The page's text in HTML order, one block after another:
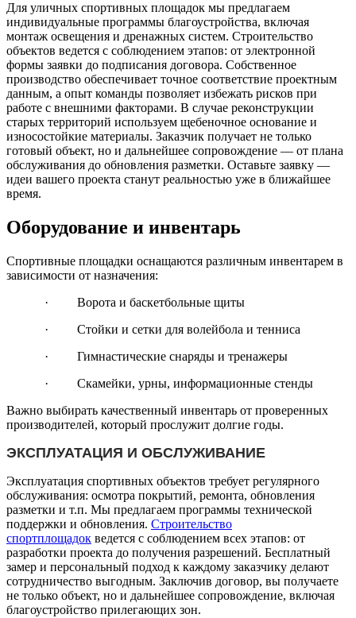
Для уличных спортивных площадок мы предлагаем
индивидуальные программы благоустройства, включая
монтаж освещения и дренажных систем. Строительство
объектов ведется с соблюдением этапов: от электронной
формы заявки до подписания договора. Собственное
производство обеспечивает точное соответствие проектным
данным, а опыт команды позволяет избежать рисков при
работе с внешними факторами. В случае реконструкции
старых территорий используем щебеночное основание и
износостойкие материалы. Заказчик получает не только
готовый объект, но и дальнейшее сопровождение — от плана
обслуживания до обновления разметки. Оставьте заявку —
идеи вашего проекта станут реальностью уже в ближайшее
время.
Оборудование и инвентарь
Спортивные площадки оснащаются различным инвентарем в
зависимости от назначения:
· Ворота и баскетбольные щиты
· Стойки и сетки для волейбола и тенниса
· Гимнастические снаряды и тренажеры
· Скамейки, урны, информационные стенды
Важно выбирать качественный инвентарь от проверенных
производителей, который прослужит долгие годы.
ЭКСПЛУАТАЦИЯ И ОБСЛУЖИВАНИЕ
Эксплуатация спортивных объектов требует регулярного
обслуживания: осмотра покрытий, ремонта, обновления
разметки и т.п. Мы предлагаем программы технической
поддержки и обновления. Строительство
спортплощадок ведется с соблюдением всех этапов: от
разработки проекта до получения разрешений. Бесплатный
замер и персональный подход к каждому заказчику делают
сотрудничество выгодным. Заключив договор, вы получаете
не только объект, но и дальнейшее сопровождение, включая
благоустройство прилегающих зон.